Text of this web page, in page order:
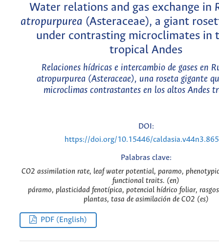
Water relations and gas exchange in
atropurpurea (Asteraceae), a giant
under contrasting microclimates in
tropical Andes
Relaciones hídricas e intercambio de gases en
atropurpurea (Asteraceae), una roseta gigante
microclimas contrastantes en los altos Andes
DOI:
https://doi.org/10.15446/
Palabras clave:
CO2 assimilation rate, leaf water potential, paramo,
functional traits. (en)
páramo, plasticidad fenotípica, potencial hídrico foliar,
plantas, tasa de asimilación de CO2 (es)
PDF (English)